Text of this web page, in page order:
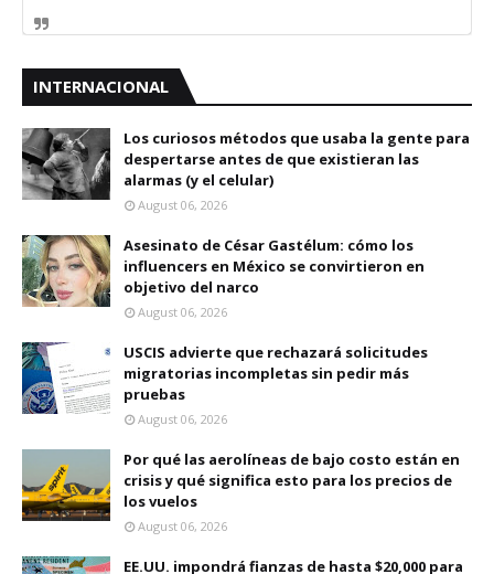
INTERNACIONAL
Los curiosos métodos que usaba la gente para
despertarse antes de que existieran las
alarmas (y el celular)
August 06, 2026
Asesinato de César Gastélum: cómo los
influencers en México se convirtieron en
objetivo del narco
August 06, 2026
USCIS advierte que rechazará solicitudes
migratorias incompletas sin pedir más
pruebas
August 06, 2026
Por qué las aerolíneas de bajo costo están en
crisis y qué significa esto para los precios de
los vuelos
August 06, 2026
EE.UU. impondrá fianzas de hasta $20,000 para